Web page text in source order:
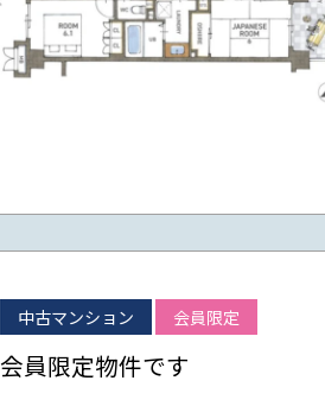
中古マンション 会員限定
会員限定物件です